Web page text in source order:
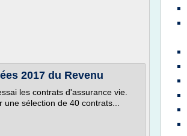
2017 du Revenu
les contrats d'assurance vie.
sélection de 40 contrats...